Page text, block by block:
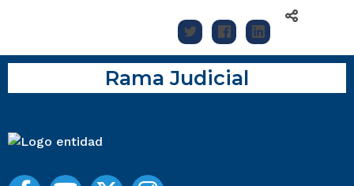
Rama Judicial